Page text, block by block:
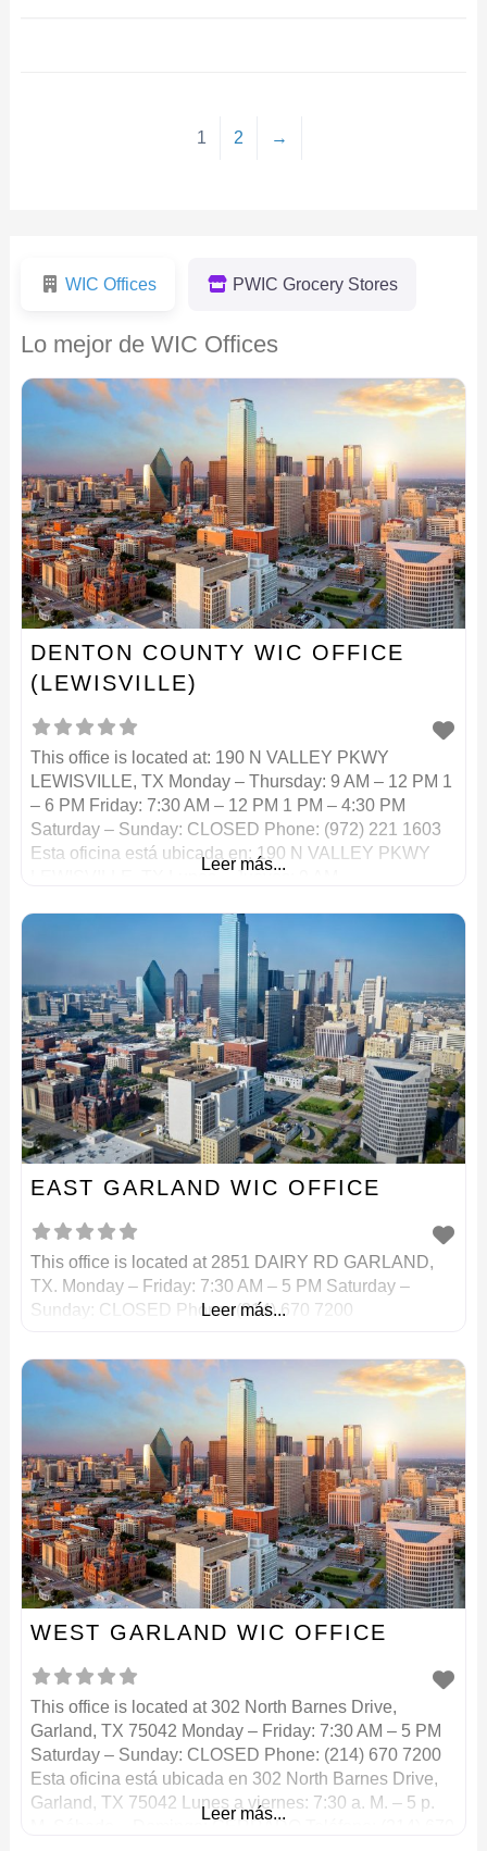
1 2 →
WIC Offices PWIC Grocery Stores
Lo mejor de WIC Offices
DENTON COUNTY WIC OFFICE
(LEWISVILLE)
This office is located at: 190 N VALLEY PKWY
LEWISVILLE, TX Monday – Thursday: 9 AM – 12 PM 1
– 6 PM Friday: 7:30 AM – 12 PM 1 PM – 4:30 PM
Saturday – Sunday: CLOSED Phone: (972) 221 1603
Esta oficina está ubicada en: 190 N VALLEY PKWY
Leer más...
EAST GARLAND WIC OFFICE
This office is located at 2851 DAIRY RD GARLAND,
TX. Monday – Friday: 7:30 AM – 5 PM Saturday –
Sunday: CLOSED Phone: (214) 670 7200
Leer más...
WEST GARLAND WIC OFFICE
This office is located at 302 North Barnes Drive,
Garland, TX 75042 Monday – Friday: 7:30 AM – 5 PM
Saturday – Sunday: CLOSED Phone: (214) 670 7200
Esta oficina está ubicada en 302 North Barnes Drive,
Garland, TX 75042 Lunes a viernes: 7:30 a. M. – 5 p.
Leer más...